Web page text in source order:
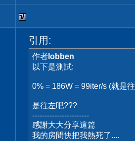
引用:
作者 lobben
以下是測試:
0% = 186W = 99iter/s (就是
是往左吧???
-----------------------
感謝大大分享這篇
我的房間快把我熱死了....